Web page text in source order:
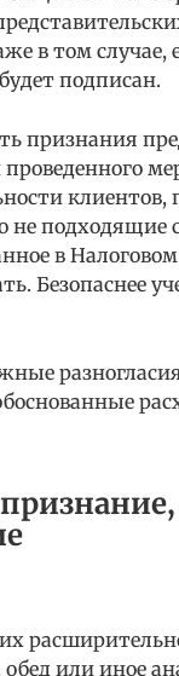
в том случае,
подписан.
признания
клиентов,
подходящие
в
Безопаснее
или иное